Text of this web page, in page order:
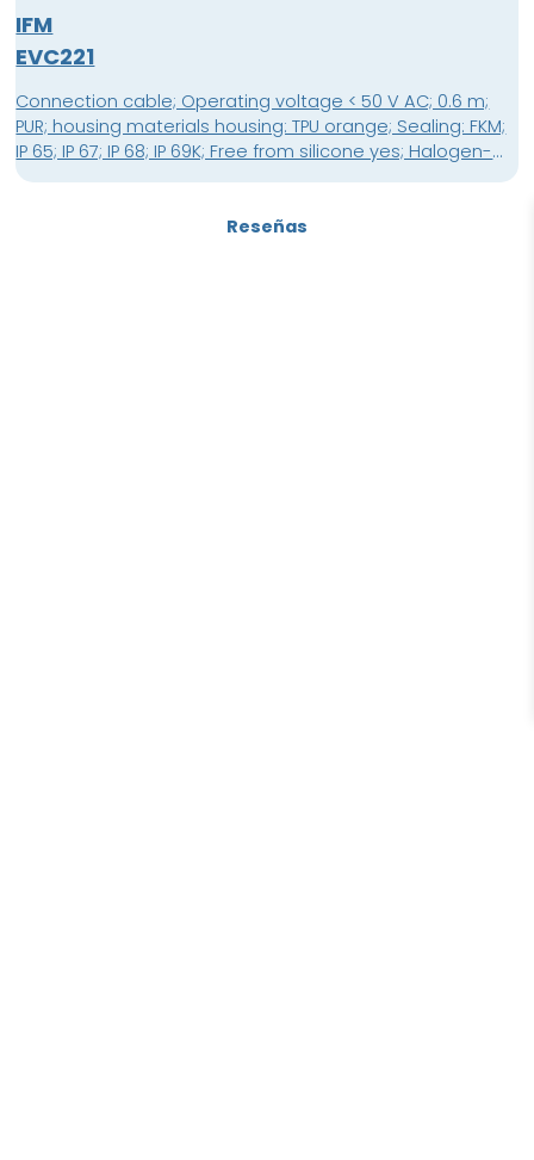
IFM
EVC221
Connection cable; Operating voltage < 50 V AC; 0.6 m;
PUR; housing materials housing: TPU orange; Sealing: FKM;
IP 65; IP 67; IP 68; IP 69K; Free from silicone yes; Halogen-
free yes; Gold-plated contacts yes
Reseñas